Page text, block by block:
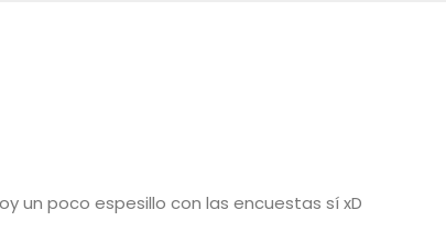
un poco espesillo con las encuestas sí xD